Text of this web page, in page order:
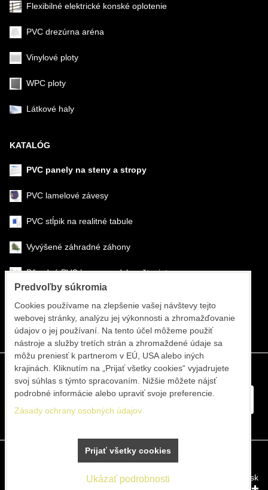
Flexibilné elektrické konské oplotenie
PVC drezúrna aréna
Vinylové ploty
WPC ploty
Látkové haly
KATALÓG
PVC panely na steny a stropy
PVC lamelové závesy
PVC stĺpik na realitné tabule
Vyvýšené záhradné záhony
Pôrodné PVC boxy na odchov šteniat
Športové systémy
Zásady ochrany osobných údajov
Vytvorené pomocou: BiznisWeb.sk
Predvoľby súkromia
Cookies používame na zlepšenie vašej návštevy tejto
webovej stránky, analýzu jej výkonnosti a zhromažďovanie
údajov o jej používaní. Na tento účel môžeme použiť
nástroje a služby tretích strán a zhromaždené údaje sa
môžu preniesť k partnerom v EÚ, USA alebo iných
krajinách. Kliknutím na „Prijať všetky cookies“ vyjadrujete
svoj súhlas s týmto spracovaním. Nižšie môžete nájsť
podrobné informácie alebo upraviť svoje preferencie.
Zásady ochrany osobných údajov
Ukázať podrobnosti
Prijať všetky cookies